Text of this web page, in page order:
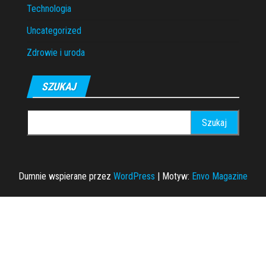
Technologia
Uncategorized
Zdrowie i uroda
SZUKAJ
Dumnie wspierane przez WordPress | Motyw: Envo Magazine